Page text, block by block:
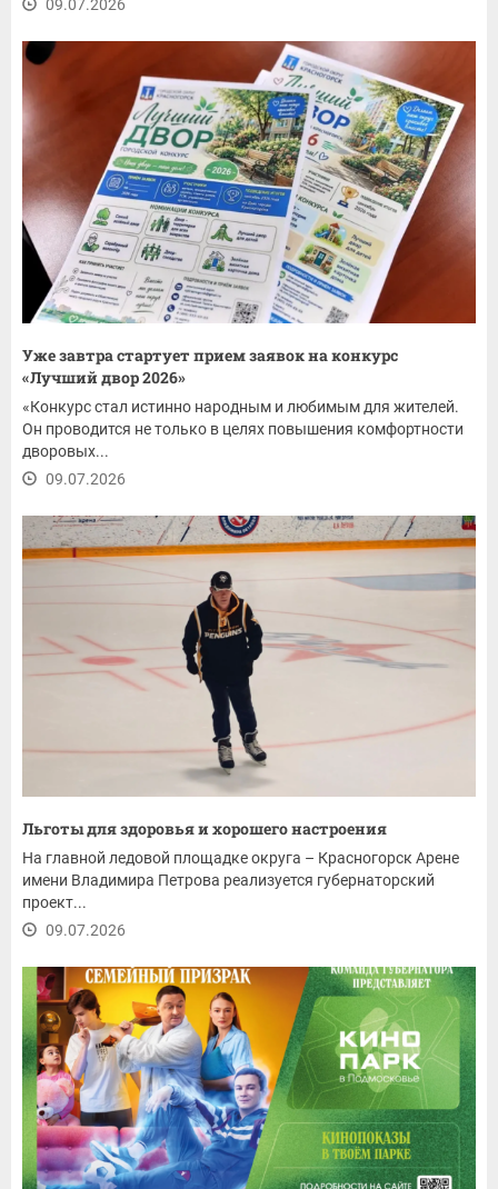
09.07.2026
Уже завтра стартует прием заявок на конкурс
«Лучший двор 2026»
«Конкурс стал истинно народным и любимым для жителей.
Он проводится не только в целях повышения комфортности
дворовых...
09.07.2026
Льготы для здоровья и хорошего настроения
На главной ледовой площадке округа – Красногорск Арене
имени Владимира Петрова реализуется губернаторский
проект...
09.07.2026